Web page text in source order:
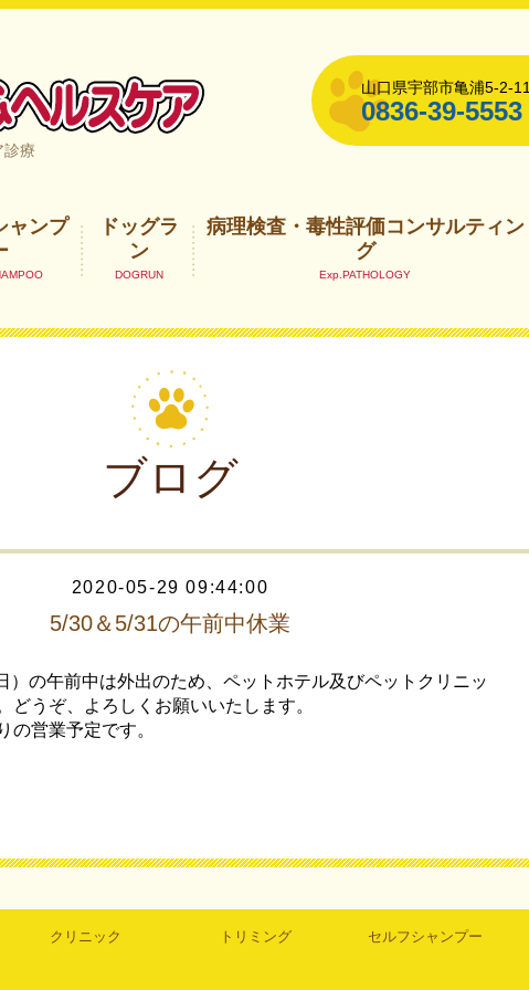
市
診療
山口県宇部市亀浦5-2-11
0836-39-5553
ャンプ
ドッグラ
ン
病理検査・毒性評価コンサルティン
グ
ブログ
2020-05-29 09:44:00
5/30＆5/31の午前中休業
）の午前中は外出のため、ペットホテル及びペットクリニッ
どうぞ、よろしくお願いいたします。
の営業予定です。
クリニック トリミング セルフシャンプー